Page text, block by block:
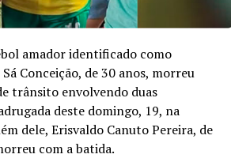
amador identificado como
Conceição, de 30 anos, morreu
trânsito envolvendo duas
deste domingo, 19, na
dele, Erisvaldo Canuto Pereira, de
com a batida.